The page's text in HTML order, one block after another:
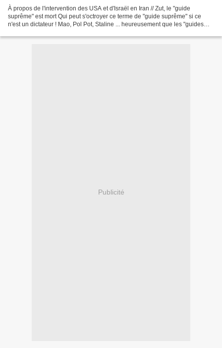
À propos de l'intervention des USA et d'Israël en Iran // Zut, le "guide
suprême" est mort Qui peut s'octroyer ce terme de "guide suprême" si ce
n'est un dictateur ! Mao, Pol Pot, Staline ... heureusement que les "guides
Publicité